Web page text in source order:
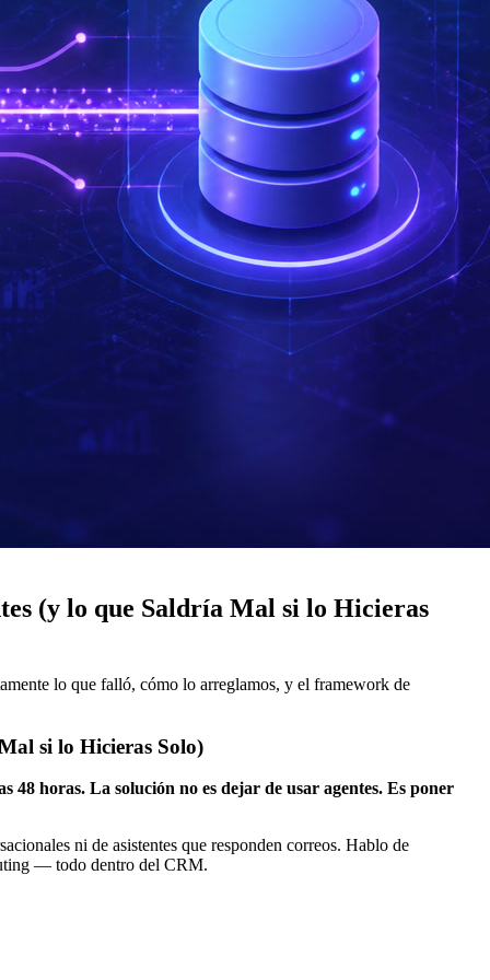
(y lo que Saldría Mal si lo Hicieras
lo que falló, cómo lo arreglamos, y el framework de
si lo Hicieras Solo)
48 horas. La solución no es dejar de usar agentes. Es poner
ni de asistentes que responden correos. Hablo de
— todo dentro del CRM.